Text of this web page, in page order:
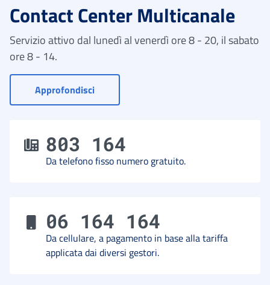
Contact Center Multicanale
Servizio attivo dal lunedì al venerdì ore 8 - 20, il sabato
ore 8 - 14.
Approfondisci- Vai a Contact Center
803 164
Da telefono fisso numero gratuito.
06 164 164
Da cellulare, a pagamento in base alla tariffa
applicata dai diversi gestori.